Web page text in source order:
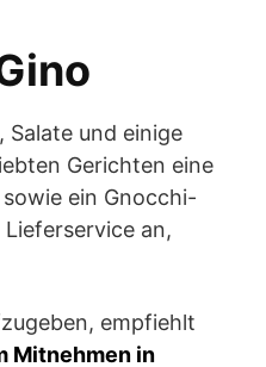
und einige
Gerichten eine
ein Gnocchi-
an,
empfiehlt
Mitnehmen in